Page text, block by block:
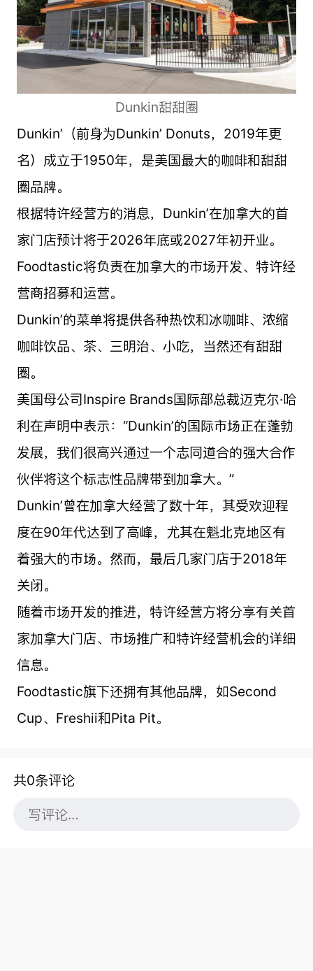
Dunkin甜甜圈
Dunkin’（前身为Dunkin’ Donuts，2019年更
名）成立于1950年，是美国最大的咖啡和甜甜
圈品牌。
根据特许经营方的消息，Dunkin’在加拿大的首
家门店预计将于2026年底或2027年初开业。
Foodtastic将负责在加拿大的市场开发、特许经
营商招募和运营。
Dunkin’的菜单将提供各种热饮和冰咖啡、浓缩
咖啡饮品、茶、三明治、小吃，当然还有甜甜
圈。
美国母公司Inspire Brands国际部总裁迈克尔·哈
利在声明中表示：“Dunkin’的国际市场正在蓬勃
发展，我们很高兴通过一个志同道合的强大合作
伙伴将这个标志性品牌带到加拿大。”
Dunkin’曾在加拿大经营了数十年，其受欢迎程
度在90年代达到了高峰，尤其在魁北克地区有
着强大的市场。然而，最后几家门店于2018年
关闭。
随着市场开发的推进，特许经营方将分享有关首
家加拿大门店、市场推广和特许经营机会的详细
信息。
Foodtastic旗下还拥有其他品牌，如Second
Cup、Freshii和Pita Pit。
共0条评论